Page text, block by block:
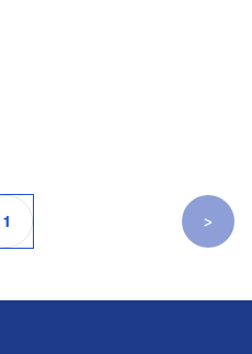
1 >